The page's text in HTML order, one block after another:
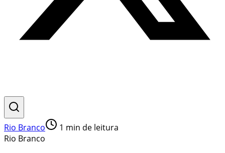
Rio Branco 1 min de leitura
Rio Branco